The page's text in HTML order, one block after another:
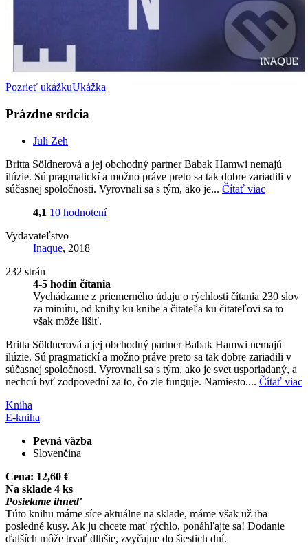
Pozrieť ukážkuUkážka
Prázdne srdcia
Juli Zeh
Britta Söldnerová a jej obchodný partner Babak Hamwi nemajú
ilúzie. Sú pragmatickí a možno práve preto sa tak dobre zariadili v
súčasnej spoločnosti. Vyrovnali sa s tým, ako je... Čítať viac
4,1 10 hodnotení
Vydavateľstvo
Inaque, 2018
232 strán
4-5 hodín čítania
Vychádzame z priemerného údaju o rýchlosti čítania 230 slov
za minútu, od knihy ku knihe a čitateľa ku čitateľovi sa to
však môže líšiť.
Britta Söldnerová a jej obchodný partner Babak Hamwi nemajú
ilúzie. Sú pragmatickí a možno práve preto sa tak dobre zariadili v
súčasnej spoločnosti. Vyrovnali sa s tým, ako je svet usporiadaný, a
nechcú byť zodpovední za to, čo zle funguje. Namiesto.... Čítať viac
Kniha
E-kniha
Pevná väzba
Slovenčina
Cena: 12,60 €
Na sklade 4 ks
Posielame ihneď
Túto knihu máme síce aktuálne na sklade, máme však už iba
posledné kusy. Ak ju chcete mať rýchlo, ponáhľajte sa! Dodanie
ďalších môže trvať dlhšie, zvyčajne do šiestich dní.